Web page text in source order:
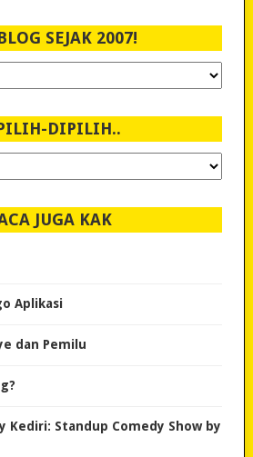
SEJAK 2007!
DIPILIH..
JUGA KAK
Aplikasi
dan Pemilu
Kediri: Standup Comedy Show by